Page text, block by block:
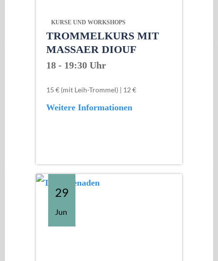
KURSE UND WORKSHOPS
TROMMELKURS MIT
MASSAER DIOUF
18 - 19:30 Uhr
15 € (mit Leih-Trommel) | 12 €
Weitere Informationen
29
Jun